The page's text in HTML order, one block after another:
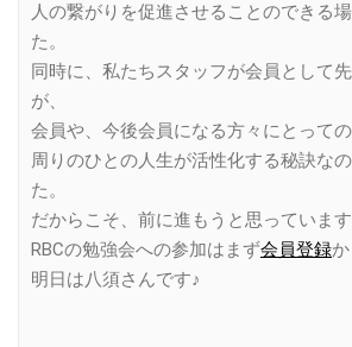
人の繋がりを促進させることのできる
た。
同時に、私たちスタッフが会員として
が、
会員や、今後会員になる方々にとっての
周りのひとの人生が活性化する秘訣な
た。
だからこそ、前に進もうと思っています
RBCの勉強会への参加はまず会員登録か
明日は八須さんです♪